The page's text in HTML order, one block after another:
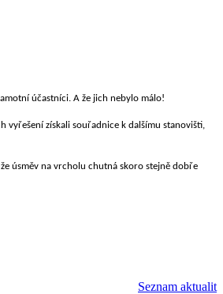
účastníci. A že jich nebylo málo!
vyřešení získali souřadnice k dalšímu stanovišti,
úsměv na vrcholu chutná skoro stejně dobře
Seznam aktualit